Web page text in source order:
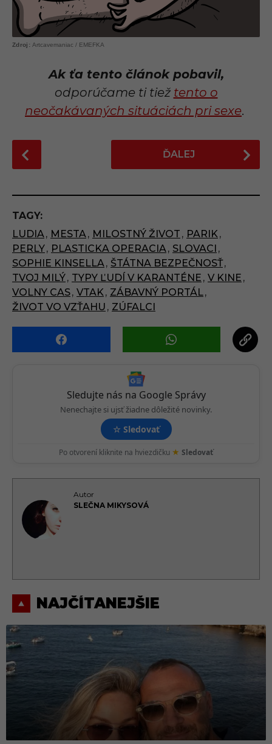
Artcavemaniac / EMEFKA
Ak ťa tento článok pobavil,
odporúčame ti tiež tento o
neočakávaných situáciách pri sexe.
o
t
P
a
g
i
n
a
t
n
ĎALEJ
TAGY:
LUDIA , MESTA , MILOSTNÝ ŽIVOT , PARIK ,
PERLY, PLASTICKA OPERACIA , SLOVACI ,
SOPHIE KINSELLA , ŠTÁTNA BEZPEČNOSŤ,
TVOJ MILÝ, TYPY ĽUDÍ V KARANTÉNE , V KINE ,
VOLNY CAS, VTAK , ZÁBAVNÝ PORTÁL,
ŽIVOT VO VZŤAHU , ZÚFALCI
Sledujte nás na Google Správy
Nenechajte si ujsť žiadne dôležité novinky.
☆ Sledovať
Po otvorení kliknite na hviezdičku ★ Sledovať
Autor
SLEČNA MIKYSOVÁ
NAJČÍTANEJŠIE